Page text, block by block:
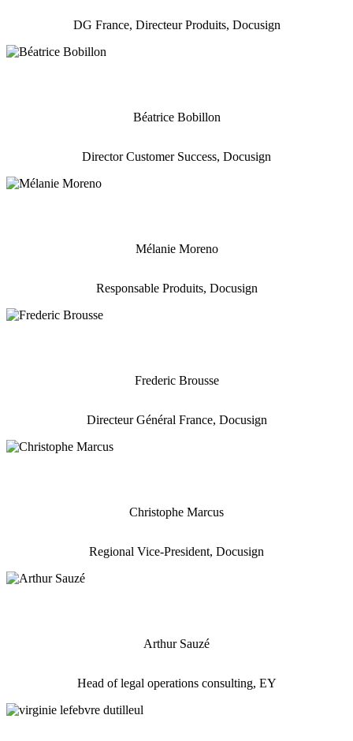
DG France, Directeur Produits, Docusign
Béatrice Bobillon
Director Customer Success, Docusign
Mélanie Moreno
Responsable Produits, Docusign
Frederic Brousse
Directeur Général France, Docusign
Christophe Marcus
Regional Vice-President, Docusign
Arthur Sauzé
Head of legal operations consulting, EY